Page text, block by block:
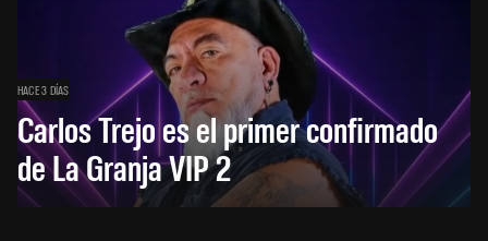
HACE 3 DÍAS
Carlos Trejo es el primer confirmado
de La Granja VIP 2